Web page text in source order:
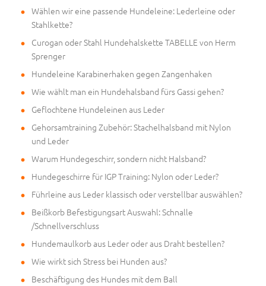
Wählen wir eine passende Hundeleine: Lederleine oder
Stahlkette?
Curogan oder Stahl Hundehalskette TABELLE von Herm
Sprenger
Hundeleine Karabinerhaken gegen Zangenhaken
Wie wählt man ein Hundehalsband fürs Gassi gehen?
Geflochtene Hundeleinen aus Leder
Gehorsamtraining Zubehör: Stachelhalsband mit Nylon
und Leder
Warum Hundegeschirr, sondern nicht Halsband?
Hundegeschirre für IGP Training: Nylon oder Leder?
Führleine aus Leder klassisch oder verstellbar auswählen?
Beißkorb Befestigungsart Auswahl: Schnalle
/Schnellverschluss
Hundemaulkorb aus Leder oder aus Draht bestellen?
Wie wirkt sich Stress bei Hunden aus?
Beschäftigung des Hundes mit dem Ball